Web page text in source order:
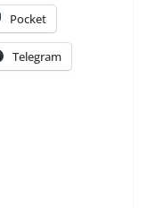
Pocket
Telegram